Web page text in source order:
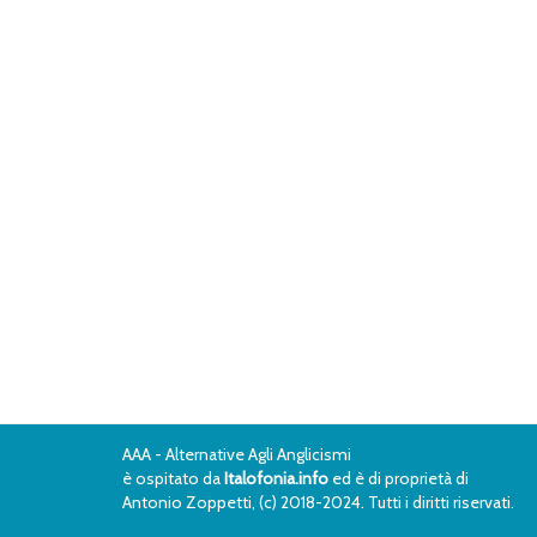
AAA - Alternative Agli Anglicismi
è ospitato daItalofonia.info ed è di proprietà di
Antonio Zoppetti, (c) 2018-2024. Tutti i diritti riservati.